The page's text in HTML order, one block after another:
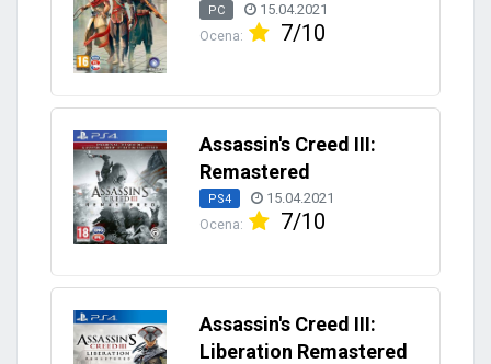
PC 15.04.2021
Ocena: 7/10
Assassin's Creed III:
Remastered
PS4 15.04.2021
Ocena: 7/10
Assassin's Creed III:
Liberation Remastered